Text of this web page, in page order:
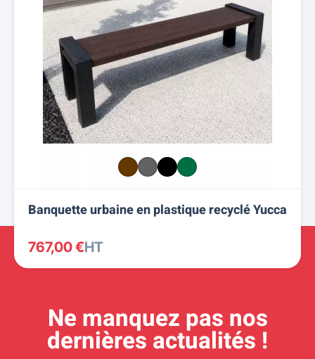
Banquette urbaine en plastique recyclé Yucca
767,00 €HT
Ne manquez pas nos
dernières actualités !